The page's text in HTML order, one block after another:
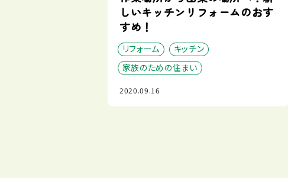
しいキッチンリフォームのおす
すめ！
リフォーム
キッチン
家族のための住まい
2020.09.16